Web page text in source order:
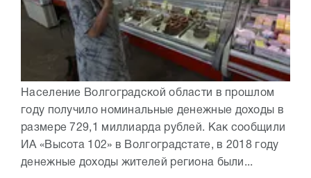
Население Волгоградской области в прошлом
году получило номинальные денежные доходы в
размере 729,1 миллиарда рублей. Как сообщили
ИА «Высота 102» в Волгоградстате, в 2018 году
денежные доходы жителей региона были...